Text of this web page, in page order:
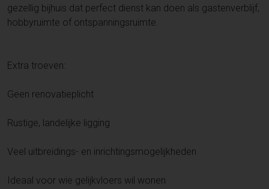
gezellig bijhuis dat perfect dienst kan doen als gastenverblijf,
hobbyruimte of ontspanningsruimte.
Extra troeven:
Geen renovatieplicht
Rustige, landelijke ligging
Veel uitbreidings- en inrichtingsmogelijkheden
Ideaal voor wie gelijkvloers wil wonen